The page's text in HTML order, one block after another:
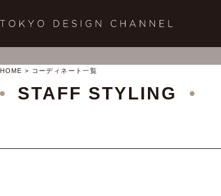
HOME コーディネート一覧
STAFF STYLING